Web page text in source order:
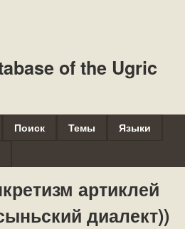
of the Ugric
Поиск Темы
Языки
артиклей
диалект))